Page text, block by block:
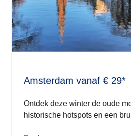
Amsterdam vanaf € 29*
Ontdek deze winter de oude
historische hotspots en een